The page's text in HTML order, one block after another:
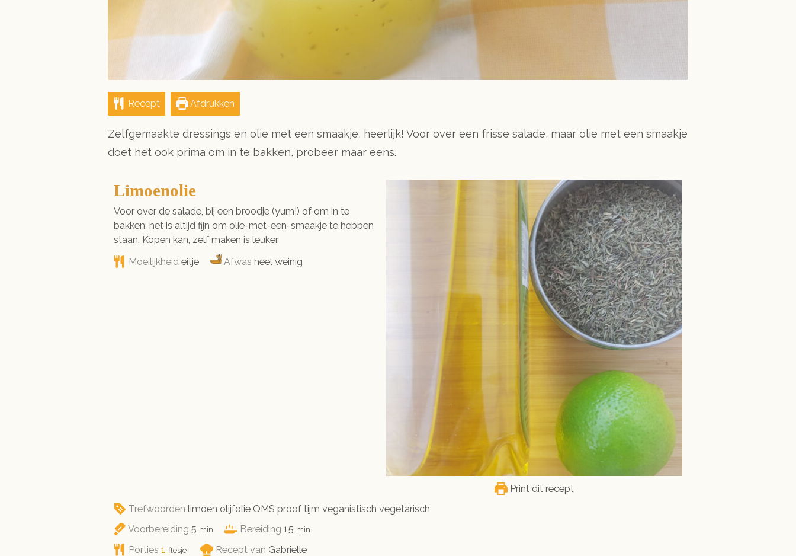
Recept Afdrukken
Zelfgemaakte dressings en olie met een smaakje, heerlijk! Voor over een frisse salade, maar olie met een smaakje
doet het ook prima om in te bakken, probeer maar eens.
Print dit recept
Limoenolie
Voor over de salade, bij een broodje (yum!) of om in te
bakken: het is altijd fijn om olie-met-een-smaakje te hebben
staan. Kopen kan, zelf maken is leuker.
Moeilijkheideitje Afwasheel weinig
Trefwoordenlimoen olijfolie OMS proof tijm veganistisch vegetarisch
Voorbereiding5 minuten
min Bereiding 15minuten
min
Porties1 flesje Recept van Gabrielle